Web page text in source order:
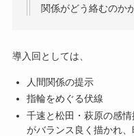
関係がどう絡むのか
導入回としては、
人間関係の提示
指輪をめぐる伏線
千速と松田・萩原の感情
がバランス良く描かれ